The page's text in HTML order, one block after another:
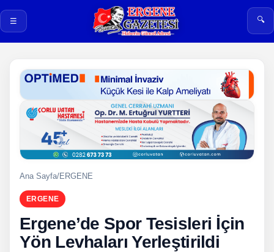
☰ 🔍
Ana Sayfa/ERGENE
ERGENE
Ergene’de Spor Tesisleri İçin
Yön Levhaları Yerleştirildi